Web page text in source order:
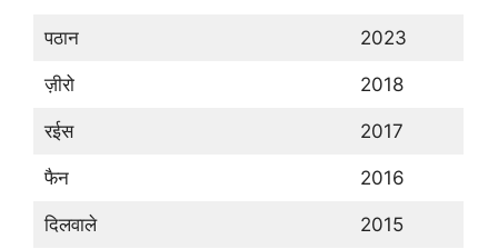
पठान 2023
ज़ीरो 2018
रईस 2017
फैन 2016
दिलवाले 2015